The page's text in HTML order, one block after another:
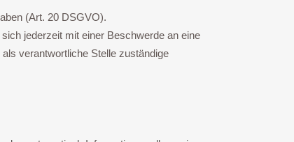
(Art. 20 DSGVO).
jederzeit mit einer Beschwerde an eine
verantwortliche Stelle zuständige